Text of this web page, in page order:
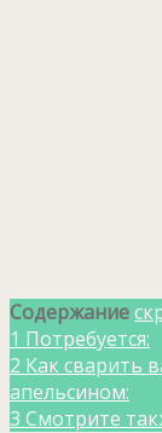
Содержание
1 Потребуется:
2 Как сварить
апельсином:
3 Смотрите